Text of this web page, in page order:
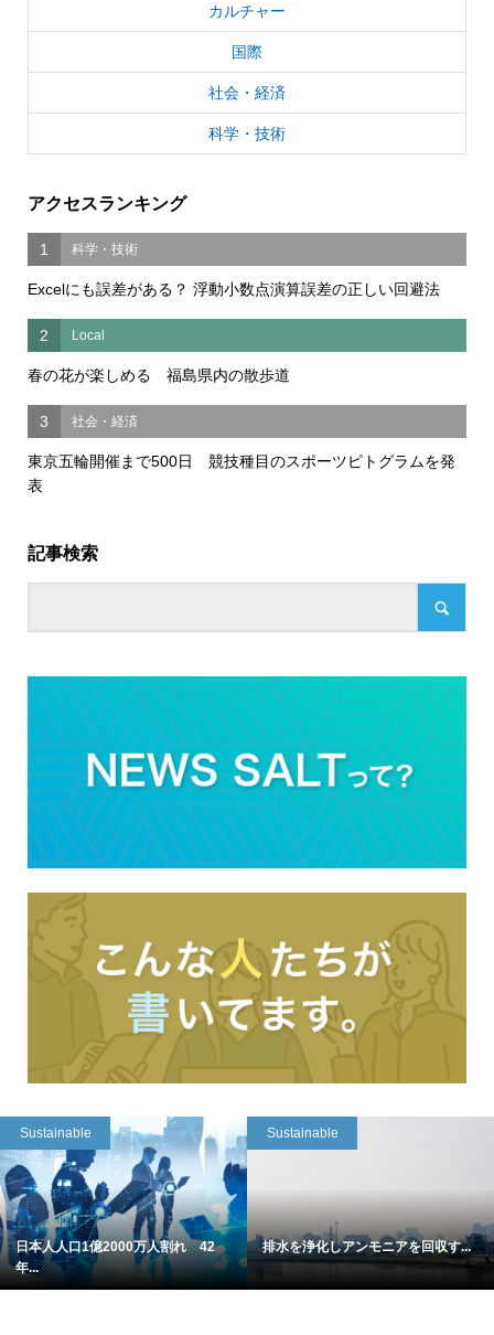
カルチャー
国際
社会・経済
科学・技術
アクセスランキング
1 科学・技術
Excelにも誤差がある？ 浮動小数点演算誤差の正しい回避法
2 Local
春の花が楽しめる 福島県内の散歩道
3 社会・経済
東京五輪開催まで500日 競技種目のスポーツピトグラムを発
表
記事検索
Sustainable
日本人人口1億2000万人割れ 42
年...
Sustainable
排水を浄化しアンモニアを回収す...